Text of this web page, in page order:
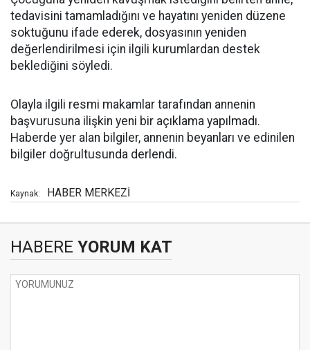
tedavisini tamamladığını ve hayatını yeniden düzene
soktuğunu ifade ederek, dosyasının yeniden
değerlendirilmesi için ilgili kurumlardan destek
beklediğini söyledi.
Olayla ilgili resmi makamlar tarafından annenin
başvurusuna ilişkin yeni bir açıklama yapılmadı.
Haberde yer alan bilgiler, annenin beyanları ve edinilen
bilgiler doğrultusunda derlendi.
Kaynak: HABER MERKEZİ
HABERE YORUM KAT